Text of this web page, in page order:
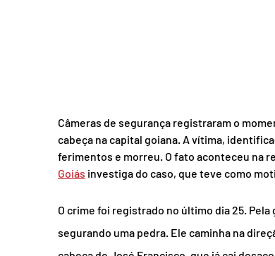
Câmeras de segurança registraram o
cabeça na capital goiana. A vítima,
ferimentos e morreu. O fato aconteceu na
Goiás investiga do caso, que teve como
O crime foi registrado no último dia 25.
segurando uma pedra. Ele caminha na